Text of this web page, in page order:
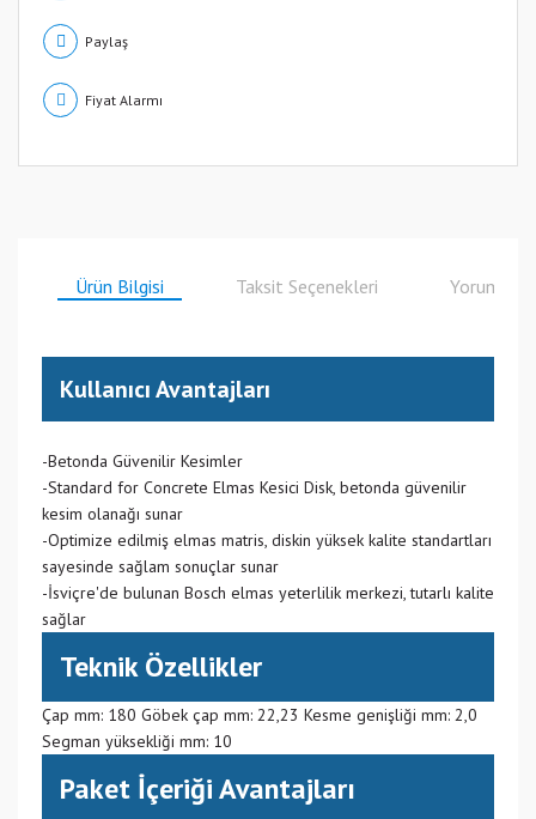
Paylaş
Fiyat Alarmı
Ürün Bilgisi Taksit Seçenekleri Yorumlar
Kullanıcı Avantajları
-Betonda Güvenilir Kesimler
-Standard for Concrete Elmas Kesici Disk, betonda güvenilir
kesim olanağı sunar
-Optimize edilmiş elmas matris, diskin yüksek kalite standartları
sayesinde sağlam sonuçlar sunar
-İsviçre'de bulunan Bosch elmas yeterlilik merkezi, tutarlı kalite
sağlar
Teknik Özellikler
Çap mm: 180 Göbek çap mm: 22,23 Kesme genişliği mm: 2,0
Segman yüksekliği mm: 10
Paket İçeriği Avantajları